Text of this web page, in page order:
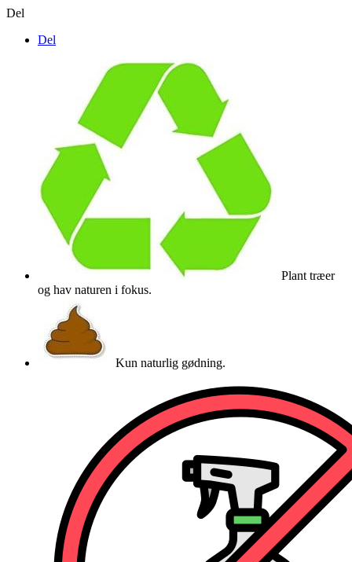
Del
Del
Plant træer
og hav naturen i fokus.
Kun naturlig gødning.